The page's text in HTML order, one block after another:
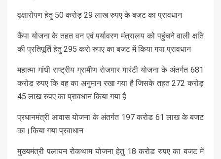
वृक्षारोपण हेतु 50 करोड़ 29 लाख रुपए के बजट का प्रावधान
कैंपा योजना के तहत वन एवं पर्यावरण मंत्रालय को पहुंचने वाली क्षति
की प्रतिपूर्ति हेतु 295 करो रुपए का बजट में किया गया प्रावधान
महात्मा गांधी राष्ट्रीय ग्रामीण रोजगार गारंटी योजना के अंतर्गत 681
करोड रुपए कि वह का अनुमान रखा गया है जिसके तहत 272 करोड़
45 लाख रुपए का प्रावधान किया गया है
प्रधानमंत्री आवास योजना के अंतर्गत 197 करोड 61 लाख के बजट
का।किया गया प्रवाधान
मुख्यमंत्री पलायन रोकथाम योजना हेतु 18 करोड रुपए का बजट में